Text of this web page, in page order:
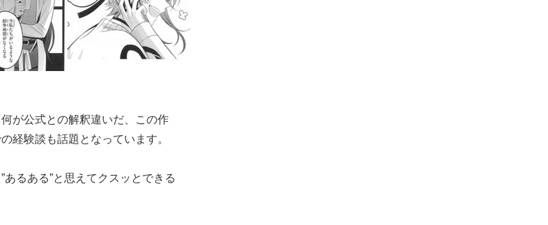
が公式との解釈違いだ、この作
経験談も話題となっています。
るある”と思えてクスッとできる